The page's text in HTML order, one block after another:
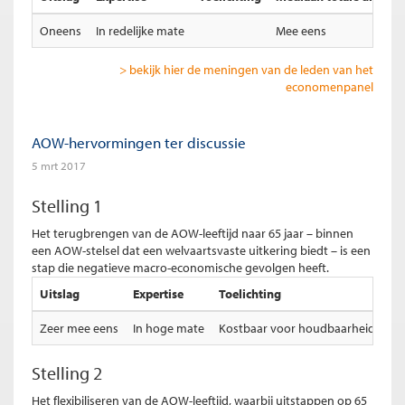
Oneens In redelijke mate Mee eens
> bekijk hier de meningen van de leden van het
economenpanel
AOW-hervormingen ter discussie
5 mrt 2017
Stelling 1
Het terugbrengen van de AOW-leeftijd naar 65 jaar – binnen
een AOW-stelsel dat een welvaartsvaste uitkering biedt – is een
stap die negatieve macro-economische gevolgen heeft.
Uitslag
Expertise Toelichting
Zeer mee eens In hoge mate Kostbaar voor houdbaarheid
Stelling 2
Het flexibiliseren van de AOW-leeftijd, waarbij uitstappen op 65